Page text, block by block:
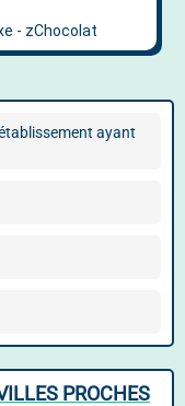
ayant
PROCHES